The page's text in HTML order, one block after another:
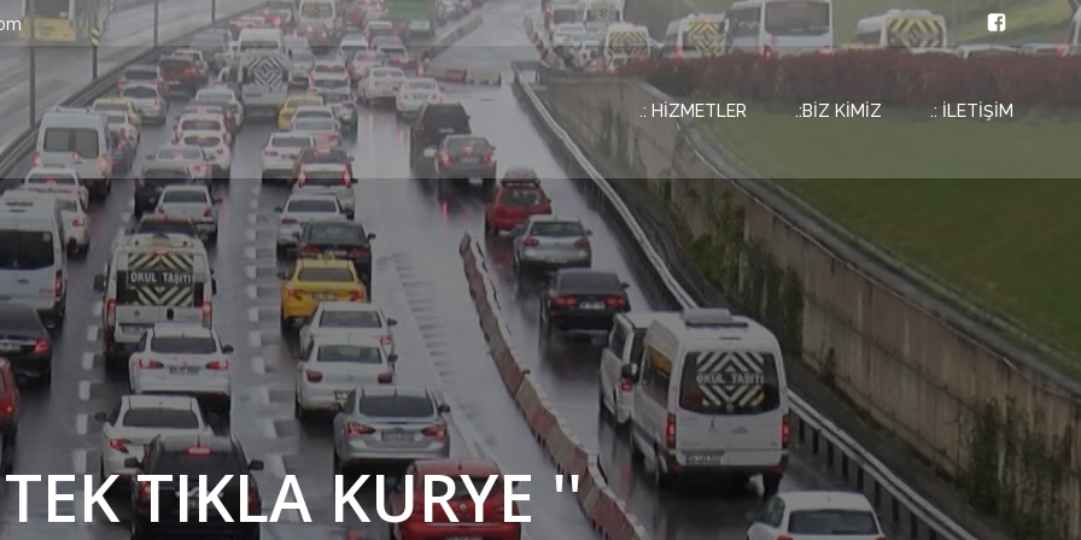
.: HİZMETLER .:BİZ KİMİZ .: İLETİŞİM
TIKLA KURYE ''